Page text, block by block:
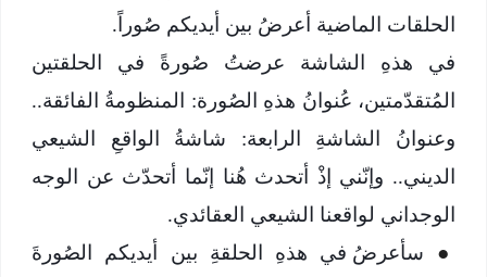
الحلقات الماضية أعرضُ بين أيديكم صُوراً.
في هذهِ الشاشة عرضتُ صُورةً في الحلقتين
المُتقدّمتين، عُنوانُ هذهِ الصُورة: المنظومةُ الفائقة..
وعنوانُ الشاشةِ الرابعة: شاشةُ الواقعِ الشيعي
الديني.. وإنّني إذْ أتحدث هُنا إنّما أتحدّث عن الوجه
الوجداني لواقعنا الشيعي العقائدي.
●
سأعرضُ في هذهِ الحلقةِ بين أيديكم الصُورةَ